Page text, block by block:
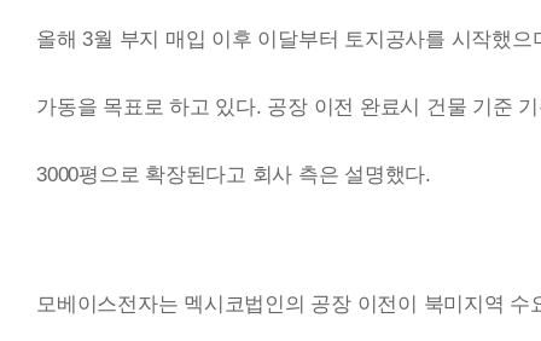
올해 3월 부지 매입 이후 이달부터 토지공사를 시작했으
가동을 목표로 하고 있다. 공장 이전 완료시 건물 기준
3000평으로 확장된다고 회사 측은 설명했다.
모베이스전자는 멕시코법인의 공장 이전이 북미지역 수